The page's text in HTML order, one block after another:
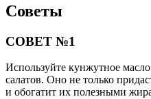
Советы
СОВЕТ №1
Используйте кунжутное масло
салатов. Оно не только
и обогатит их полезными